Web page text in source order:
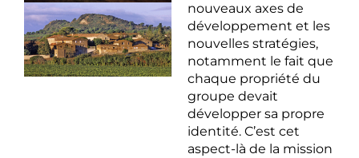
nouveaux axes de
développement et les
nouvelles stratégies,
notamment le fait que
chaque propriété du
groupe devait
développer sa propre
identité. C’est cet
aspect-là de la mission